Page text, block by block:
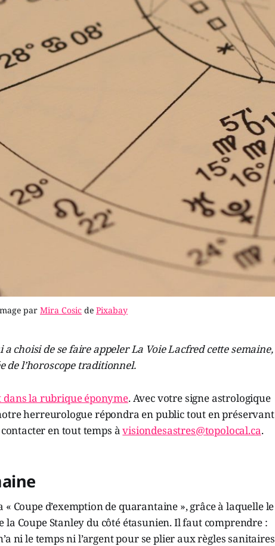
par Mira Cosic de Pixabay
choisi de se faire appeler La Voie Lacfred cette semaine,
de l’horoscope traditionnel.
dans la rubrique éponyme. Avec votre signe astrologique
herreurologue répondra en public tout en préservant
en tout temps àvisiondesastres@topolocal.ca.
Coupe d’exemption de quarantaine », grâce à laquelle le
la Coupe Stanley du côté étasunien. Il faut comprendre :
ni le temps ni l’argent pour se plier aux règles sanitaires